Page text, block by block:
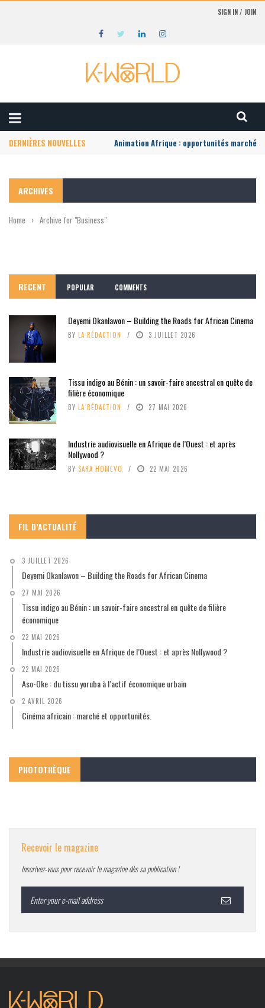
SIGN IN / JOIN
DERNIÈRES NOUVELLES Animation Afrique : opportunités marché
ARCHIVES
Home › Archive for "Business"
RECENT POPULAR COMMENTS
Deyemi Okanlawon – Building the Roads for African Cinema
BY LA RÉDACTION 3 JUILLET 2026
Tissu indigo au Bénin : un savoir-faire ancestral en quête de
filière économique
BY LA RÉDACTION 27 MAI 2026
Industrie audiovisuelle en Afrique de l’Ouest : et après
Nollywood ?
BY SARA HOMEVO 22 MAI 2026
FIL D’ACTUALITÉ
3 JUILLET 2026
Deyemi Okanlawon – Building the Roads for African Cinema
27 MAI 2026
Tissu indigo au Bénin : un savoir-faire ancestral en quête de filière
économique
22 MAI 2026
Industrie audiovisuelle en Afrique de l’Ouest : et après Nollywood ?
22 MAI 2026
Aso-Oke : du tissu yoruba à l’actif économique urbain
2 AVRIL 2026
Cinéma africain : marché et opportunités.
PHOTOTHÈQUE
Recevoir le magazine
Inscrivez-vous pour recevoir le magazine dès sa publication !